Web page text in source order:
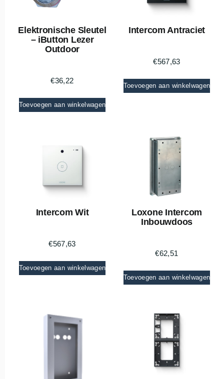
Elektronische Sleutel
– iButton Lezer
Outdoor
€36,22
Toevoegen aan winkelwagen
Intercom Antraciet
€567,63
Toevoegen aan winkelwagen
Intercom Wit
€567,63
Toevoegen aan winkelwagen
Loxone Intercom
Inbouwdoos
€62,51
Toevoegen aan winkelwagen